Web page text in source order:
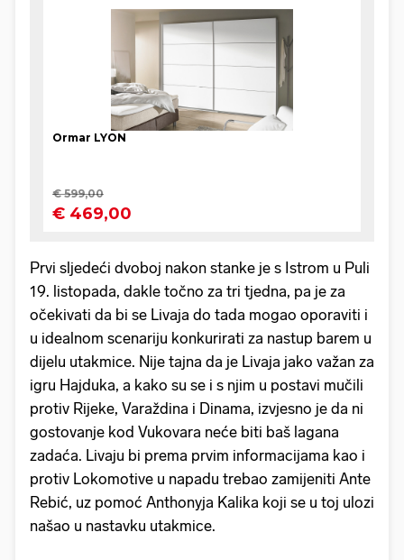
Prvi sljedeći dvoboj nakon stanke je s Istrom u Puli
19. listopada, dakle točno za tri tjedna, pa je za
očekivati da bi se Livaja do tada mogao oporaviti i
u idealnom scenariju konkurirati za nastup barem u
dijelu utakmice. Nije tajna da je Livaja jako važan za
igru Hajduka, a kako su se i s njim u postavi mučili
protiv Rijeke, Varaždina i Dinama, izvjesno je da ni
gostovanje kod Vukovara neće biti baš lagana
zadaća. Livaju bi prema prvim informacijama kao i
protiv Lokomotive u napadu trebao zamijeniti Ante
Rebić, uz pomoć Anthonyja Kalika koji se u toj ulozi
našao u nastavku utakmice.